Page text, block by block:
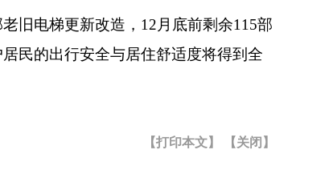
旧电梯更新改造，12月底前剩余115部
民的出行安全与居住舒适度将得到全
【打印本文】 【关闭】